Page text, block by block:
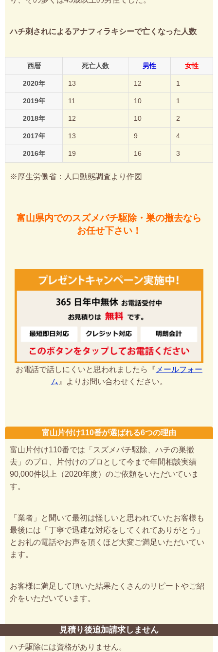
ハチ刺されによるアナフィラキシーで亡くなった人数
西暦 死亡人数 男性 女性
2020年 13 12 1
2019年 11 10 1
2018年 12 10 2
2017年 13 9 4
2016年 19 16 3
※厚生労働省：人口動態調査より作図
富山県内でのスズメバチ駆除・巣の撤去なら
お任せ下さい！
お電話で話しにくいと思われましたら『 メールフォー
ム 』よりお問い合わせください。
富山片付け110番が選ばれる6つの理由
富山片付け110番では「スズメバチ駆除、ハチの巣撤
去」のプロ、片付けのプロとして今まで年間相談実績
90,000件以上（2020年度）のご依頼をいただいていま
す。
「業者」と聞いて最初は怪しいと思われていたお客様も
最後には「丁寧で迅速な対応をしてくれてありがとう」
とお礼の電話やお声を頂くほど大変ご満足いただいてい
ます。
お客様に満足して頂いた結果たくさんのリピートやご紹
介をいただいています。
見積り後追加請求しません
ハチ駆除には資格がありません。